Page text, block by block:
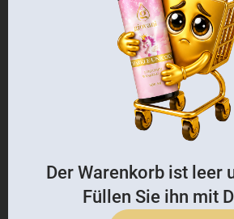
Der Warenkorb ist leer
Füllen Sie ihn mit